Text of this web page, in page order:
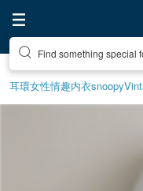
Find something special
耳環女性情趣内衣snoopy